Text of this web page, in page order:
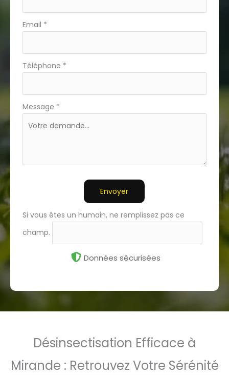
Email *
Téléphone *
Message *
Envoyer
Si vous êtes un humain, ne remplissez pas ce
champ.
Données sécurisées
Désinsectisation Efficace à
Mirande : Retrouvez Votre Sérénité